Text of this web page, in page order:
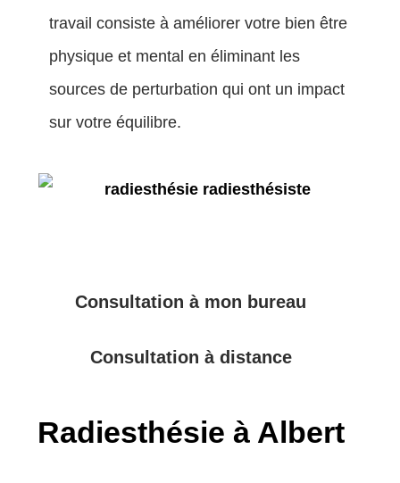
travail consiste à améliorer votre bien être
physique et mental en éliminant les
sources de perturbation qui ont un impact
sur votre équilibre.
Consultation à mon bureau
Consultation à distance
Radiesthésie à Albert